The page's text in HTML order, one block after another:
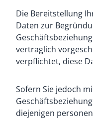
Die Bereitstellung
Daten zur
vertraglich
verpflichtet, diese
Sofern Sie jedoch
diejenigen